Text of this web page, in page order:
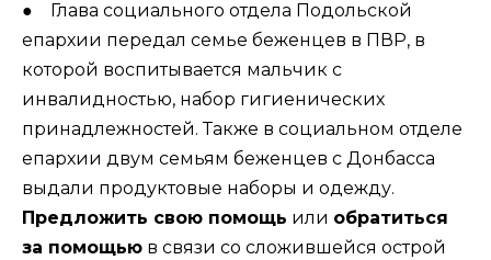
● Глава социального отдела Подольской
епархии передал семье беженцев в ПВР, в
которой воспитывается мальчик с
инвалидностью, набор гигиенических
принадлежностей. Также в социальном отделе
епархии двум семьям беженцев с Донбасса
выдали продуктовые наборы и одежду.
Предложить свою помощь или обратиться
за помощью в связи со сложившейся острой